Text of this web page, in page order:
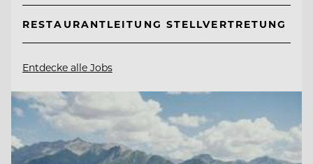
RESTAURANTLEITUNG STELLVERTRETUNG
Entdecke alle Jobs